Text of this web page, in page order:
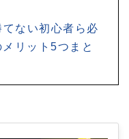
ない初心者ら必
リット5つまと